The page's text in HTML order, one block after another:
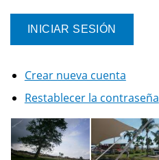
Crear nueva cuenta
Restablecer la contraseña